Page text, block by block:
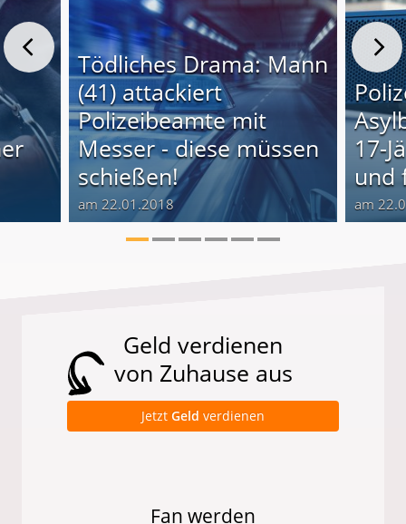
Tödliches Drama: Mann
(41) attackiert
Polizeibeamte mit
Messer - diese müssen
schießen!
am 22.01.2018
17-
und
am
Geld verdienen
von Zuhause aus
Jetzt Geld verdienen
Fan werden